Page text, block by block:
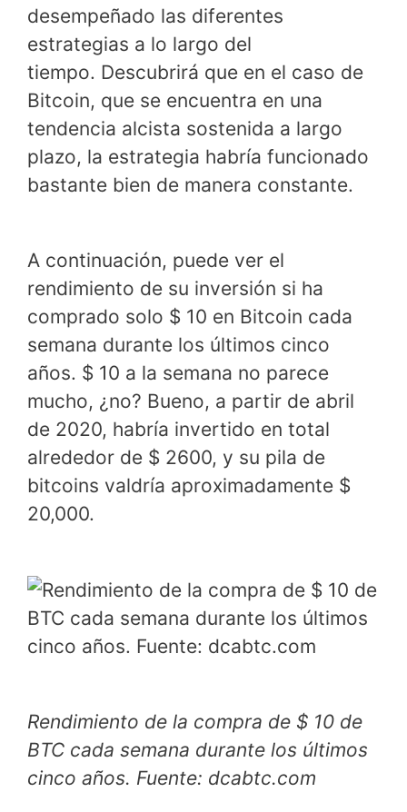
desempeñado las diferentes
estrategias a lo largo del
tiempo. Descubrirá que en el caso de
Bitcoin, que se encuentra en una
tendencia alcista sostenida a largo
plazo, la estrategia habría funcionado
bastante bien de manera constante.
A continuación, puede ver el
rendimiento de su inversión si ha
comprado solo $ 10 en Bitcoin cada
semana durante los últimos cinco
años. $ 10 a la semana no parece
mucho, ¿no? Bueno, a partir de abril
de 2020, habría invertido en total
alrededor de $ 2600, y su pila de
bitcoins valdría aproximadamente $
20,000.
Rendimiento de la compra de $ 10 de
BTC cada semana durante los últimos
cinco años. Fuente: dcabtc.com